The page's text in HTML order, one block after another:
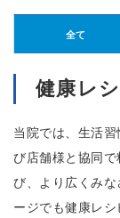
全て
健康レ
当院では、生活
び店舗様と協同
び、より広くみ
ージでも健康レ